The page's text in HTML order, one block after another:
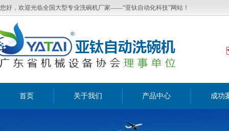
您好，欢迎光临全国大型专业洗碗机厂家——“亚钛自动化科技”网站！
首页 关于我们 产品中心 成功